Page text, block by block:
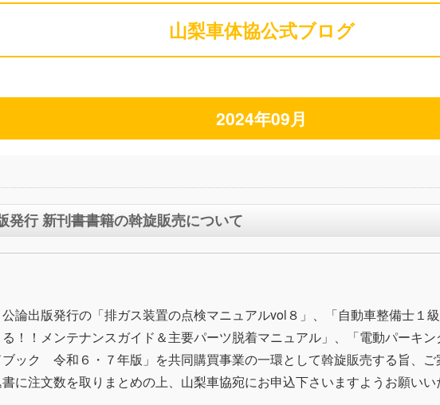
山梨車体協公式ブログ
2024年09月
発行 新刊書書籍の斡旋販売について
論出版発行の「排ガス装置の点検マニュアルvol８」、「自動車整備士
！！メンテナンスガイド＆主要パーツ脱着マニュアル」、「電動パーキ
ック 令和６・７年版」を共同購買事業の一環として斡旋販売する旨、
に注文数を取りまとめの上、山梨車協宛にお申込下さいますようお願い